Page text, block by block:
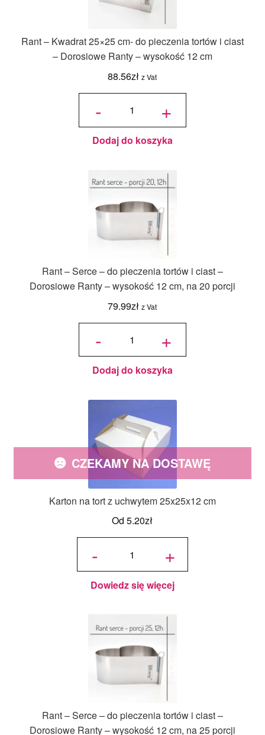
Rant – Kwadrat 25×25 cm- do pieczenia tortów i ciast
– Dorosiowe Ranty – wysokość 12 cm
88.56zł z Vat
-
ilość Rant
do
pieczenia
tortów i
ciast -
Dorosiowe
wysokość
12 cm
+
Dodaj do koszyka
Rant – Serce – do pieczenia tortów i ciast –
Dorosiowe Ranty – wysokość 12 cm, na 20 porcji
79.99zł z Vat
-
ilość Rant
pieczenia
tortów i
Dorosiowe
Ranty -
12 cm, na
20 porcji
+
Dodaj do koszyka
Karton na tort z uchwytem 25x25x12 cm
Od5.20zł
CZEKAMY NA DOSTAWĘ
-
ilość
uchwytem
25x25x12
cm +
Dowiedz się więcej
Rant – Serce – do pieczenia tortów i ciast –
Dorosiowe Ranty – wysokość 12 cm, na 25 porcji